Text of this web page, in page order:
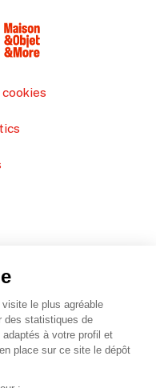
SAFI
le plus agréable
des statistiques de
à votre profil et
place sur ce site le dépôt